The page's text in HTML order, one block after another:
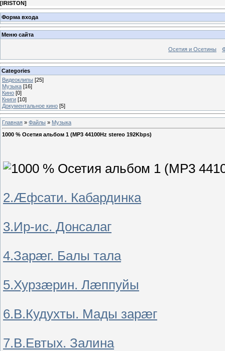
[IRISTON]
Форма входа
Меню сайта
Осетия и Осетины
Categories
Видеоклипы [25]
Музыка [16]
Кино [0]
Книги [10]
Документальное кино [5]
Главная » Файлы » Музыка
1000 % Осетия альбом 1 (MP3 44100Hz stereo 192Kbps)
2.Æфсати. Кабардинка
3.Ир-ис. Донсалаг
4.Зарæг. Балы тала
5.Хурзæрин. Лæппуйы
6.В.Кудухты. Мады зарæг
7.В.Евтых. Залина